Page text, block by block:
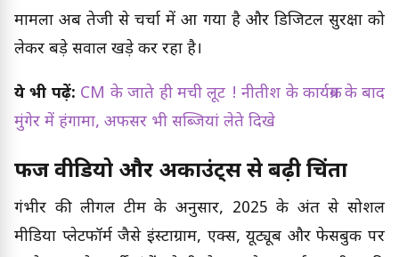
मामला अब तेजी से चर्चा में आ गया है और डिजिटल सुरक्षा को
लेकर बड़े सवाल खड़े कर रहा है।
ये भी पढ़ें: CM के जाते ही मची लूट ! नीतीश के कार्यक्रम के बाद
मुंगेर में हंगामा, अफसर भी सब्जियां लेते दिखे
फर्जी वीडियो और अकाउंट्स से बढ़ी चिंता
गंभीर की लीगल टीम के अनुसार, 2025 के अंत से सोशल
मीडिया प्लेटफॉर्म जैसे इंस्टाग्राम, एक्स, यूट्यूब और फेसबुक पर